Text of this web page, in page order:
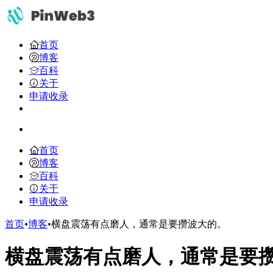
首页
博客
百科
关于
申请收录
首页
博客
百科
关于
申请收录
首页•博客•横盘震荡有点磨人，通常是要攒波大的。
横盘震荡有点磨人，通常是要